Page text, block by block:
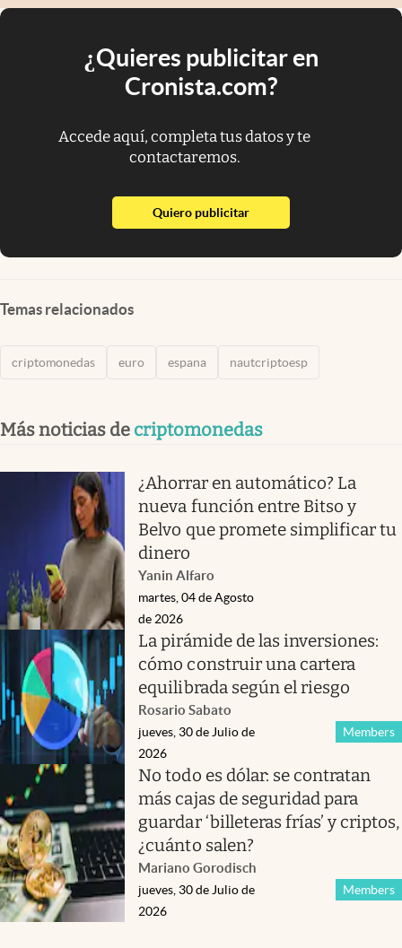
¿Quieres publicitar en
Cronista.com?
Accede aquí, completa tus datos y te
contactaremos.
Quiero publicitarabre en nueva pestaña
Temas relacionados
criptomonedas euro espana nautcriptoesp
Más noticias de criptomonedas
¿Ahorrar en automático? La
nueva función entre Bitso y
Belvo que promete simplificar tu
dinero
Yanin Alfaro
martes, 04 de Agosto
de 2026
La pirámide de las inversiones:
cómo construir una cartera
equilibrada según el riesgo
Rosario Sabato
Members
jueves, 30 de Julio de
2026
No todo es dólar: se contratan
más cajas de seguridad para
guardar ‘billeteras frías’ y criptos,
¿cuánto salen?
Mariano Gorodisch
Members
jueves, 30 de Julio de
2026